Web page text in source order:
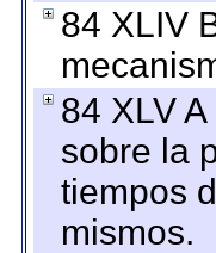
84 XLIV
84 XLV
sobre la
tiempos
mismos.